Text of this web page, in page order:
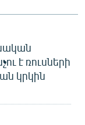
է ռուսների
կրկին